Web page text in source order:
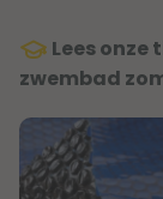
Lees onze
zwembad